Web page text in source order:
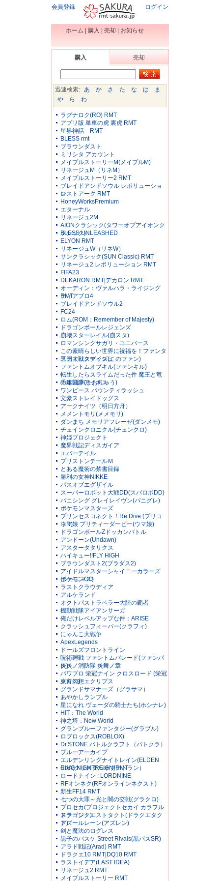
会員登録 ログイン
ホーム 購入 売却 お知らせ
購入 売却
迅速検索: あ か さ た な は
ま
や
ら わ
ラグナロク(RO) RMT
アプリ版 単車の虎 裏虎 RMT
星界神話 RMT
BLESS rmt
ブラウンダスト
ミリシタ アカウント
メイプルストーリーM(メイプルM)
リネージュM（リネM）
メイプルストーリー2 RMT
ブレイドアンドソウル レボリューショ
ン
ロストアーク RMT
HoneyWorksPremium
エターナル
リネージュ2M
AIONクラシック(タワーオブアイオンク
ラシック)
BLESS UNLEASHED
ELYON RMT
リネージュW（リネW）
サンクラシック(SUN Classic) RMT
リネージュ2 レボリューション RMT
FIFA23
DEKARON RMT|デカロン RMT
オーディン：ヴァルハラ・ライジング
RMT
ディアブロ4
ブレイドアンドソウル2
FC24
ロム(ROM：Remember of Majesty)
ドラゴンボールレジェンズ
崩壊スターレイル(崩スタ)
ロマンシングサガリ・ユニバース
この素晴らしい世界に祝福を！ファンタ
スティックデイズ(このファン)
三国大戦スマッシュ
ファントムオブキル(ファンキル)
転生したらスライムだった件 魔王と竜
の建国譚(まおりゅう)
千年戦争アイギス
ワンピース バウンティラッシュ
文豪ストレイドッグス
アークナイツ（明日方舟）
メメントモリ(メメモリ)
ダンまち メモリアフレーゼ(ダンメモ)
チェインクロニクル(チェンクロ)
神姫プロジェクト
魔界戦記ディスガイア
エバーテイル
プリストンテールＭ
とある魔術の禁書目録
勝利の女神NIKKE
パスオブエグザイル
スーパーロボット大戦DD(スパロボDD)
パニシング グレイレイヴン(パニグレ)
ポケモンマスターズ
プリンセスコネクト！Re:Dive (プリコ
ネR)
ウマ娘 プリティーダービー(ウマ娘)
ドラゴンボールZドッカンバトル
アンドーン(Undawn)
アスタータタリクス
ハイキュー!!FLY HIGH
ブラウンダスト2(ブラダス2)
アイドルマスターシャイニーカラーズ
(シャニマス)
ポケモンGO
ラストクラウディア
アルケランド
オクトパストラベラー大陸の覇者
機動戦隊アイアンサーガ
俺だけレベルアップな件：ARISE
クラッシュフィーバー(クラフィ)
にゃんこ大戦争
ApexLegends
ドールズフロントライン
呪術廻戦 ファントムパレード(ファンパ
レ)
炎炎ノ消防隊 炎舞ノ章
パワプロ 栄冠ナイン クロスロード (栄冠
クロス)
東方幻想エクリプス
グランドサマナーズ（グラサマ）
あやかしランブル
星になれ ヴェーダの騎士たち(ホシナレ)
HIT：The World
神之塔：New World
グランブルーファンタジー(グラブル)
ロブロックス(ROBLOX)
Dr.STONE バトルクラフト（バトクラ）
ブルーアーカイブ
エルデンリングナイトレイン(ELDEN
RING NIGHTREIGN)RMT
CoA(クリスタルオブアトラン）
ロードナイン : LORDNINE
RFオンネク(RFオンラインネクスト)
新生FF14 RMT
七つの大罪～光と闇の交戦(グラクロ)
プロセカ(プロジェクトセカイ カラフル
ステージ！)
ドラゴンクエストタクト(ドラクエタク
ト)
アズールレーン(アズレン)
剣と魔法のログレス
黒子のバスケ Street Rivals(黒バスSR)
アラド戦記(Arad) RMT
ドラクエ10 RMT|DQ10 RMT
ラストイデア(LAST IDEA)
リネージュ2 RMT
メイプルストーリー RMT